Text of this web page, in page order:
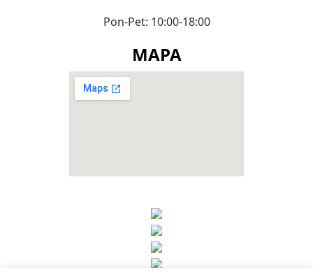
Pon-Pet: 10:00-18:00
MAPA